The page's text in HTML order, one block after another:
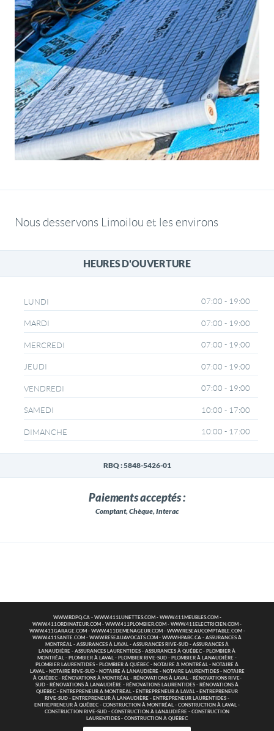
Nous desservons Limoilou et les environs
HEURES D'OUVERTURE
LUNDI 07:00 - 19:00
MARDI 07:00 - 19:00
MERCREDI 07:00 - 19:00
JEUDI 07:00 - 19:00
VENDREDI 07:00 - 19:00
SAMEDI 10:00 - 17:00
DIMANCHE 10:00 - 17:00
RBQ : 5848-5426-01
Paiements acceptés :
Comptant, Chèque, Interac
WWW.RDPQ.CA - WWW.411LUNETTES.COM - WWW.411MEUBLES.COM -
WWW.411ORDINATEUR.COM - WWW.411PLOMBIER.COM - WWW.411ELECTRICIEN.COM -
WWW.411GARAGE.COM - WWW.411DEMENAGEUR.COM - WWW.RESEAUCOMPTABLE.COM -
WWW.411SANTE.COM - WWW.RESEAUAVOCATS.COM - WWW.HPABC.CA - ASSURANCES À
MONTRÉAL
- ASSURANCES À LAVAL - ASSURANCES RIVE-SUD - ASSURANCES À
LANAUDIÈRE - ASSURANCES LAURENTIDES - ASSURANCES À QUÉBEC - PLOMBIER À
MONTRÉAL
- PLOMBIER À LAVAL - PLOMBIER RIVE-SUD - PLOMBIER À LANAUDIÈRE -
PLOMBIER LAURENTIDES - PLOMBIER À QUÉBEC - NOTAIRE À MONTRÉAL - NOTAIRE À
LAVAL
- NOTAIRE RIVE-SUD- NOTAIRE À LANAUDIÈRE- NOTAIRE LAURENTIDES- NOTAIRE
À QUÉBEC- RÉNOVATIONS À MONTRÉAL - RÉNOVATIONS À LAVAL - RÉNOVATIONS RIVE-
SUD - RÉNOVATIONS À LANAUDIÈRE - RÉNOVATIONS LAURENTIDES - RÉNOVATIONS À
QUÉBEC - ENTREPRENEUR À MONTRÉAL - ENTREPRENEUR À LAVAL - ENTREPRENEUR
RIVE-SUD - ENTREPRENEUR À LANAUDIÈRE - ENTREPRENEUR LAURENTIDES -
ENTREPRENEUR À QUÉBEC - CONSTRUCTION À MONTRÉAL - CONSTRUCTION À LAVAL
-
CONSTRUCTION RIVE-SUD - CONSTRUCTION À LANAUDIÈRE - CONSTRUCTION
LAURENTIDES - CONSTRUCTION À QUÉBEC